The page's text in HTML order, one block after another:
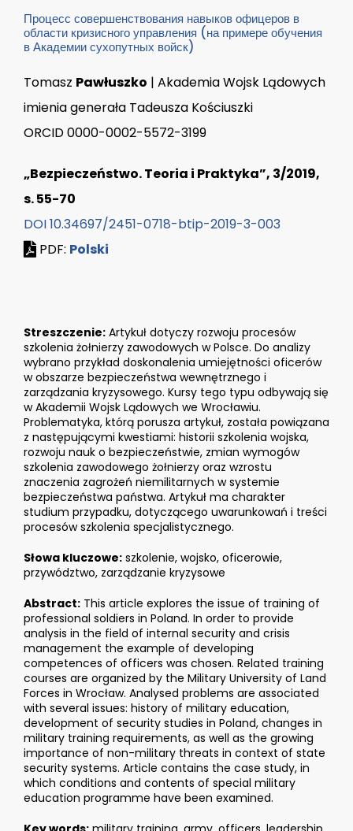
Процесс совершенствования навыков офицеров в
области кризисного управления (на примере обучения
в Академии сухопутных войск)
Tomasz Pawłuszko | Akademia Wojsk Lądowych
imienia generała Tadeusza Kościuszki
ORCID 0000-0002-5572-3199
„Bezpieczeństwo. Teoria i Praktyka”, 3/2019,
s. 55-70
DOI 10.34697/2451-0718-btip-2019-3-003
PDF: Polski
Streszczenie: Artykuł dotyczy rozwoju procesów
szkolenia żołnierzy zawodowych w Polsce. Do analizy
wybrano przykład doskonalenia umiejętności oficerów
w obszarze bezpieczeństwa wewnętrznego i
zarządzania kryzysowego. Kursy tego typu odbywają się
w Akademii Wojsk Lądowych we Wrocławiu.
Problematyka, którą porusza artykuł, została powiązana
z następującymi kwestiami: historii szkolenia wojska,
rozwoju nauk o bezpieczeństwie, zmian wymogów
szkolenia zawodowego żołnierzy oraz wzrostu
znaczenia zagrożeń niemilitarnych w systemie
bezpieczeństwa państwa. Artykuł ma charakter
studium przypadku, dotyczącego uwarunkowań i treści
procesów szkolenia specjalistycznego.
Słowa kluczowe: szkolenie, wojsko, oficerowie,
przywództwo, zarządzanie kryzysowe
Abstract: This article explores the issue of training of
professional soldiers in Poland. In order to provide
analysis in the field of internal security and crisis
management the example of developing
competences of officers was chosen. Related training
courses are organized by the Military University of Land
Forces in Wrocław. Analysed problems are associated
with several issues: history of military education,
development of security studies in Poland, changes in
military training requirements, as well as the growing
importance of non-military threats in context of state
security systems. Article contains the case study, in
which conditions and contents of special military
education programme have been examined.